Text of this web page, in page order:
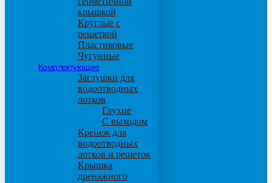
крышкой
Круглые с
решеткой
Пластиковые
Чугунные
Комплектующие
Заглушки для
водоотводных
лотков
Глухие
С выходом
Крепеж для
водоотводных
лотков и решеток
Крышка
дренажного